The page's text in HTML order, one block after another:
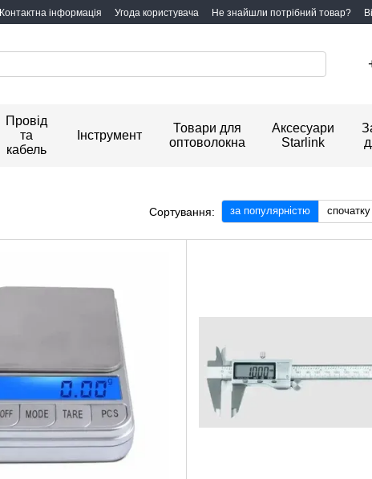
Контактна інформація Угода користувача Не знайшли потрібний товар?
Провід
та
кабель
Інструмент
Товари для
оптоволокна
Аксесуари
Starlink
Сортування: за популярністю